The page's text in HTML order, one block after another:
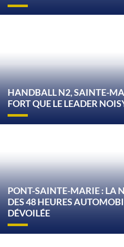
HANDBALL N2, SAINTE-
FORT QUE LE LEADER
PONT-SAINTE-MARIE : LA
DES 48 HEURES
DÉVOILÉE